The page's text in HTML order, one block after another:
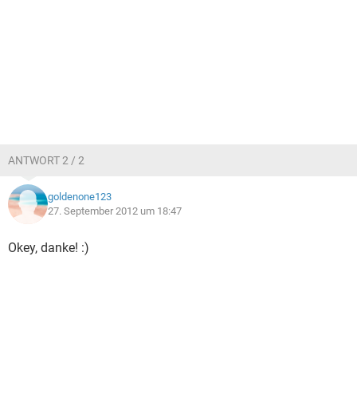
ANTWORT 2 / 2
goldenone123
27. September 2012 um 18:47
Okey, danke! :)